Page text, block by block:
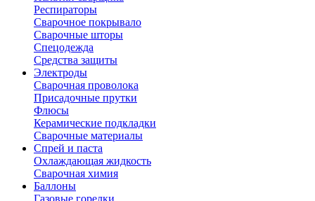
Респираторы
Сварочное покрывало
Сварочные шторы
Спецодежда
Средства защиты
Электроды
Сварочная проволока
Присадочные прутки
Флюсы
Керамические подкладки
Сварочные материалы
Спрей и паста
Охлаждающая жидкость
Сварочная химия
Баллоны
Газовые горелки